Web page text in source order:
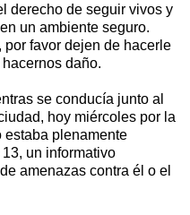
derecho de seguir vivos y
un ambiente seguro.
favor dejen de hacerle
daño.
se conducía junto al
hoy miércoles por la
estaba plenamente
un informativo
amenazas contra él o el